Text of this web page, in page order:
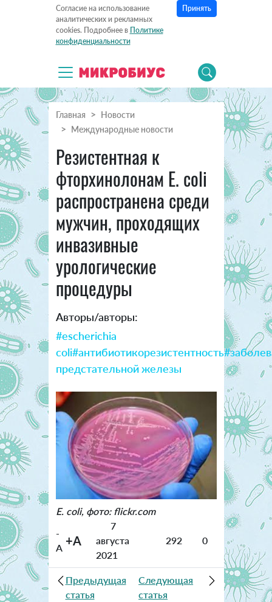
Согласие на использование
аналитических и рекламных
cookies. Подробнее в Политике
конфиденциальности
Принять
Главная
Новости
Международные новости
Резистентная к
фторхинолонам E. coli
распространена среди
мужчин, проходящих
инвазивные
урологические
процедуры
Авторы/авторы:
#escherichia
coli#антибиотикорезистентность
предстательной железы
E. coli, фото: flickr.com
-
A +A
7
августа
2021
292 0
Предыдущая
статья
Следующая
статья